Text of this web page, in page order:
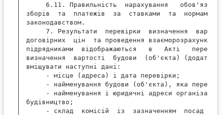
6.11. Правильність  нарахування
зборів  та  платежів  за  ставками  та  нормами
законодавством.
7. Результати  перевірки  визначення
договірних  цін  та проведення взаєморозрахунків
підрядниками  відображаються   в   Акті
визначення  вартості  будови  (об'єкта)
вміщувати наступні дані:
     - місце (адреса) і дата перевірки;
- найменування будови (об'єкта), яка
- найменування і юридичні адреси
будівництво;
- склад  комісій  із  зазначенням  посад